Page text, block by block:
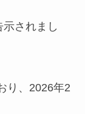
されまし
り、2026年2